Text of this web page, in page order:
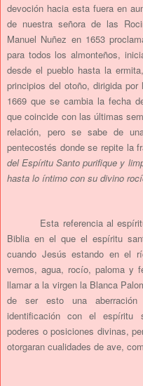
devoción hacia esta fuera en
de nuestra señora de las
Manuel Nuñez en 1653
para todos los almonteños,
desde el pueblo hasta la
principios del otoño, dirigida
1669 que se cambia la fecha
que coincide con las últimas
relación, pero se sabe de
pentecostés donde se repite la
del Espíritu Santo purifique y
hasta lo íntimo con su divino
Esta referencia al
Biblia en el que el espíritu
cuando Jesús estando en el
vemos, agua, rocío, paloma y
llamar a la virgen la Blanca
de ser esto una
identificación con el espíritu
poderes o posiciones divinas,
otorgaran cualidades de ave,